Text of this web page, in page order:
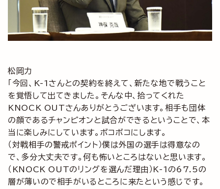
松岡力
「今回、K-1さんとの契約を終えて、新たな地で戦うこと
を覚悟して出てきました。そんな中、拾ってくれた
KNOCK OUTさんありがとうございます。相手も団体
の顔であるチャンピオンと試合ができるということで、本
当に楽しみにしています。ボコボコにします。
（対戦相手の警戒ポイント）僕は外国の選手は得意なの
で、多分大丈夫です。何も怖いところはないと思います。
（KNOCK OUTのリングを選んだ理由）K-1の67.5の
層が薄いので相手がいるところに来たという感じです。